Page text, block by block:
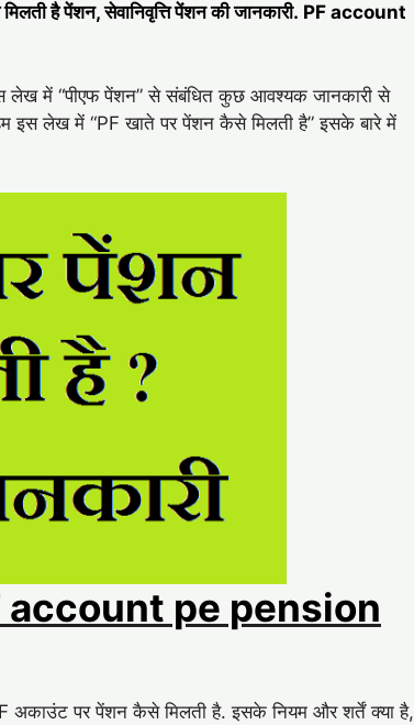
है पेंशन, सेवानिवृत्ति पेंशन की जानकारी. PF account
में “पीएफ पेंशन” से संबंधित कुछ आवश्यक जानकारी से
इस लेख में “PF खाते पर पेंशन कैसे मिलती है” इसके बारे में
account pe pension
अकाउंट पर पेंशन कैसे मिलती है. इसके नियम और शर्तें क्या है,